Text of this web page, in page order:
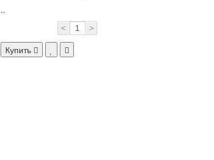
..
< >
Купить